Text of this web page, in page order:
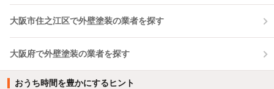
大阪市住之江区で外壁塗装の業者を探す
大阪府で外壁塗装の業者を探す
おうち時間を豊かにするヒント